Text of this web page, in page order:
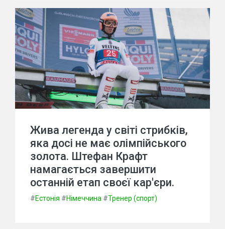
Жива легенда у світі стрибків,
яка досі не має олімпійського
золота. Штефан Крафт
намагається завершити
останній етап своєї кар'єри.
#Естонія #Німеччина #Тренер (спорт)